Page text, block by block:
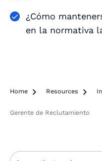
¿Cómo
en la normativa
Home  Resources 
Gerente de Reclutamiento